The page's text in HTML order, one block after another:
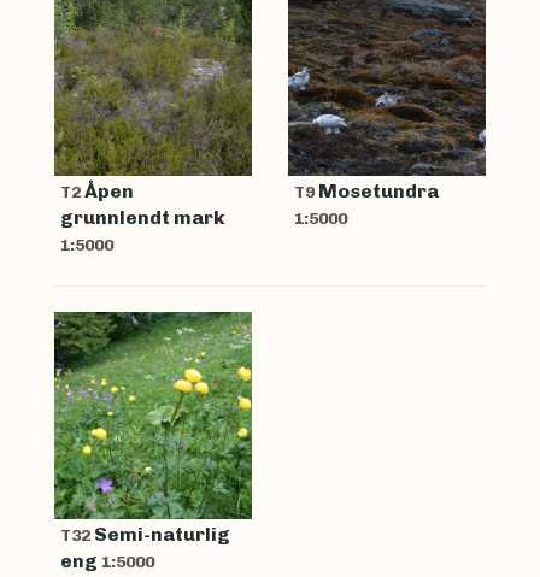
T2Åpen
grunnlendt mark
1:5000
T9 Mosetundra
1:5000
T32 Semi-naturlig
eng 1:5000